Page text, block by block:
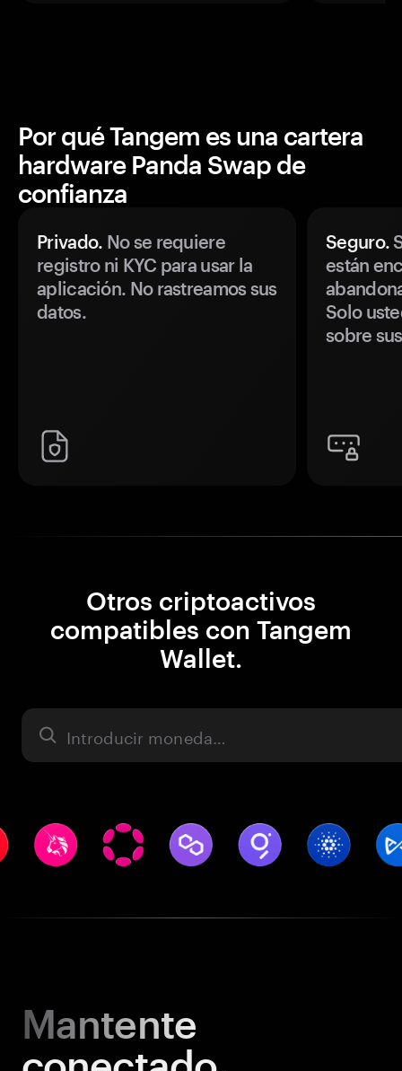
Por qué Tangem es una cartera
hardware Panda Swap de
confianza
Privado. No se requiere
registro ni KYC para usar la
aplicación. No rastreamos sus
datos.
Seguro.
están
Solo
sobre
Otros criptoactivos
compatibles con Tangem
Wallet.
Activo
Mantente